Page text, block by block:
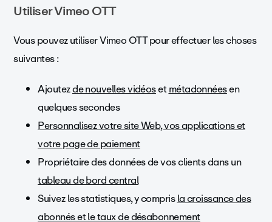
Utiliser Vimeo OTT
Vous pouvez utiliser Vimeo OTT pour effectuer les choses
suivantes :
Ajoutezde nouvelles vidéosetmétadonnéesen
quelques secondes
Personnalisez votre site Web, vos applications et
votre page de paiement
Propriétaire des données de vos clients dans un
tableau de bord central
Suivez les statistiques, y comprisla croissance des
abonnés et le taux de désabonnement